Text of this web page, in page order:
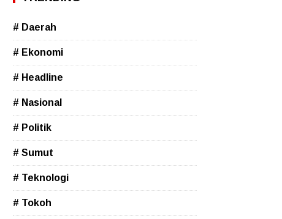
# Daerah
# Ekonomi
# Headline
# Nasional
# Politik
# Sumut
# Teknologi
# Tokoh